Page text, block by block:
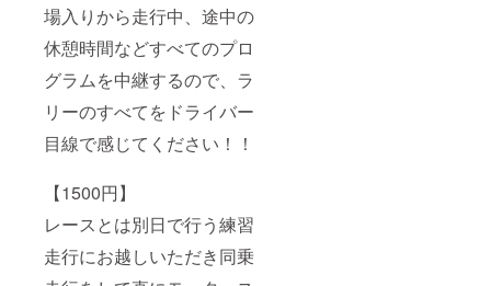
場入りから走行中、途中の
休憩時間などすべてのプロ
グラムを中継するので、ラ
リーのすべてをドライバー
目線で感じてください！！
【1500円】
レースとは別日で行う練習
走行にお越しいただき同乗